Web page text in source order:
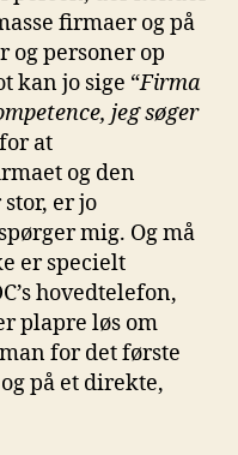
firmaer og på
og personer op
kan jo sige “Firma
jeg søger
at
og den
er jo
mig. Og må
er specielt
hovedtelefon,
plapre løs om
for det første
på et direkte,